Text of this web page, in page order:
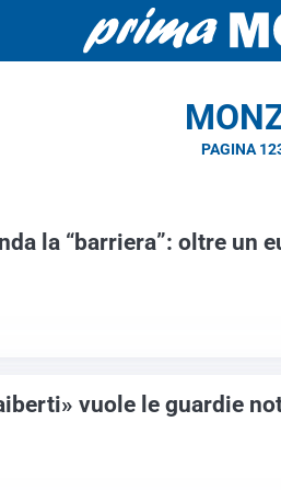
PAGINA
la “barriera”: oltre un
vuole le guardie